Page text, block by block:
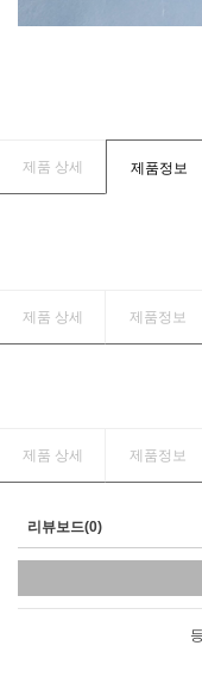
제품 상세 제품정보
제품 상세 제품정보
제품 상세 제품정보
리뷰보드(0)